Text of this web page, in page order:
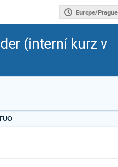
Europe/Prague
(interní kurz v